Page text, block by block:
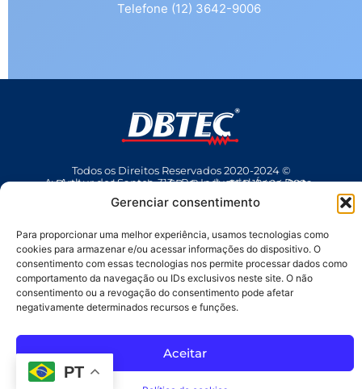
Gerenciar consentimento
Para proporcionar uma melhor experiência, usamos tecnologias como
cookies para armazenar e/ou acessar informações do dispositivo. O
consentimento com essas tecnologias nos permite processar dados como
comportamento da navegação ou IDs exclusivos neste site. O não
consentimento ou a revogação do consentimento pode afetar
negativamente determinados recursos e funções.
Aceitar
Telefone (12) 3642-9006
Todos os Direitos Reservados 2020-2024 ©
Av Arthur dos Santos, 313 • Pq. Industrial Água Preta • Pindamonhangaba • SP • Brasil • CEP 12404-289
(12) 3642 9006
• dbtec@dbtec.com.br
PT